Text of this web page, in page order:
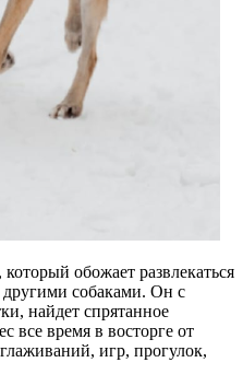
обожает развлекаться
другими собаками. Он с
найдет спрятанное
все время в восторге от
игр, прогулок,